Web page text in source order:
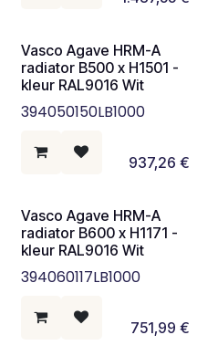
Vasco Agave HRM-A
radiator B500 x H1501 -
kleur RAL9016 Wit
394050150LB1000
937,26 €
Vasco Agave HRM-A
radiator B600 x H1171 -
kleur RAL9016 Wit
394060117LB1000
751,99 €